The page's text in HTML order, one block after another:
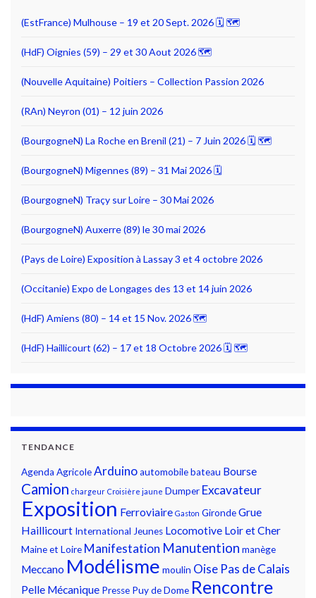
(EstFrance) Mulhouse – 19 et 20 Sept. 2026 🗓 🗺
(HdF) Oignies (59) – 29 et 30 Aout 2026 🗺
(Nouvelle Aquitaine) Poitiers – Collection Passion 2026
(RAn) Neyron (01) – 12 juin 2026
(BourgogneN) La Roche en Brenil (21) – 7 Juin 2026 🗓 🗺
(BourgogneN) Migennes (89) – 31 Mai 2026 🗓
(BourgogneN) Traçy sur Loire – 30 Mai 2026
(BourgogneN) Auxerre (89) le 30 mai 2026
(Pays de Loire) Exposition à Lassay 3 et 4 octobre 2026
(Occitanie) Expo de Longages des 13 et 14 juin 2026
(HdF) Amiens (80) – 14 et 15 Nov. 2026 🗺
(HdF) Haillicourt (62) – 17 et 18 Octobre 2026 🗓 🗺
TENDANCE
Agenda AgricoleArduinoautomobilebateau Bourse
Camion chargeur Croisière jaune Dumper Excavateur
Exposition Ferroviaire Gaston GirondeGrue
Haillicourt International Jeunes Locomotive Loir et Cher
Maine et Loire Manifestation Manutention manège
Meccano Modélisme moulin Oise Pas de Calais
Pelle Mécanique Presse Puy de Dome Rencontre